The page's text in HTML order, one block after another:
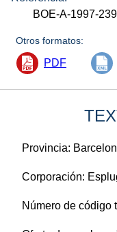
BOE-A-1997-
Otros formatos:
PDF
Provincia:
Corporación:
Número de código